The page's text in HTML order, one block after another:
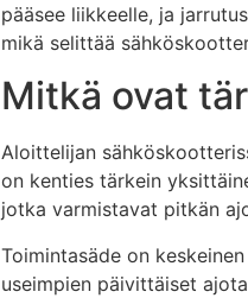
pääsee liikkeelle, ja
mikä selittää
Mitkä ovat
Aloittelijan
on kenties tärkein
jotka varmistavat pitkän
Toimintasäde on
useimpien päivittäiset